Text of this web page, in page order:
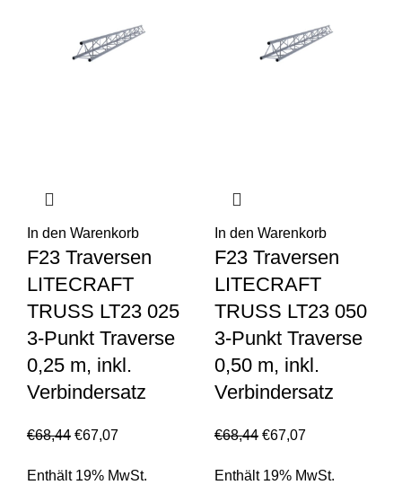
In den Warenkorb
F23 Traversen
LITECRAFT
TRUSS LT23 025
3-Punkt Traverse
0,25 m, inkl.
Verbindersatz
€68,44 €67,07
Enthält 19% MwSt.
In den Warenkorb
F23 Traversen
LITECRAFT
TRUSS LT23 050
3-Punkt Traverse
0,50 m, inkl.
Verbindersatz
€68,44 €67,07
Enthält 19% MwSt.